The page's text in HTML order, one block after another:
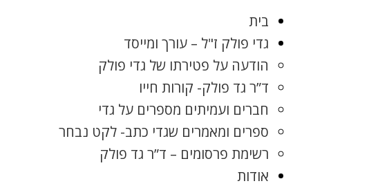
בית
גדי פולק ז"ל – עורך ומייסד
הודעה על פטירתו של גדי פולק
ד”ר גד פולק- קורות חייו
חברים ועמיתים מספרים על גדי
ספרים ומאמרים שגדי כתב- לקט נבחר
רשימת פרסומים – ד”ר גד פולק
אודות